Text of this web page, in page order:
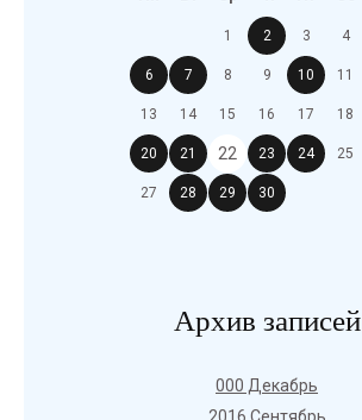
1 2 3 4
6 7 8 9 10 11
13 14 15 16 17 18
20 21 22 23 24 25
27 28 29 30
Архив записей
000 Декабрь